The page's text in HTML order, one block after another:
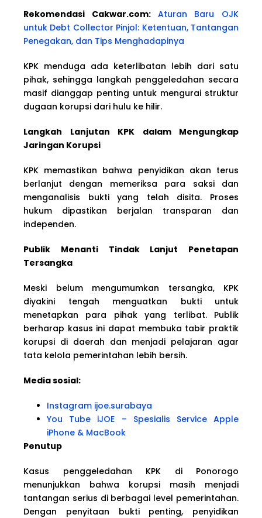
Rekomendasi Cakwar.com: Aturan Baru OJK
untuk Debt Collector Pinjol: Ketentuan, Tantangan
Penegakan, dan Tips Menghadapinya
KPK menduga ada keterlibatan lebih dari satu
pihak, sehingga langkah penggeledahan secara
masif dianggap penting untuk mengurai struktur
dugaan korupsi dari hulu ke hilir.
Langkah Lanjutan KPK dalam Mengungkap
Jaringan Korupsi
KPK memastikan bahwa penyidikan akan terus
berlanjut dengan memeriksa para saksi dan
menganalisis bukti yang telah disita. Proses
hukum dipastikan berjalan transparan dan
independen.
Publik Menanti Tindak Lanjut Penetapan
Tersangka
Meski belum mengumumkan tersangka, KPK
diyakini tengah menguatkan bukti untuk
menetapkan para pihak yang terlibat. Publik
berharap kasus ini dapat membuka tabir praktik
korupsi di daerah dan menjadi pelajaran agar
tata kelola pemerintahan lebih bersih.
Media sosial:
Instagram ijoe.surabaya
You Tube iJOE – Spesialis Service Apple
iPhone & MacBook
Penutup
Kasus penggeledahan KPK di Ponorogo
menunjukkan bahwa korupsi masih menjadi
tantangan serius di berbagai level pemerintahan.
Dengan penyitaan bukti penting, penyidikan